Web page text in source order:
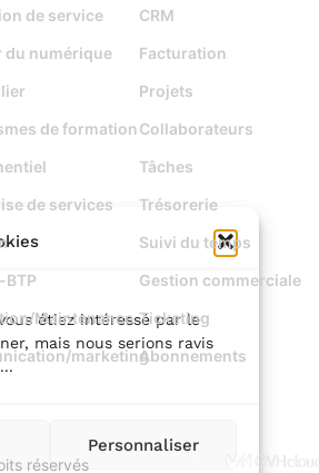
étiez intéressé par le
mais nous serions ravis
Personnaliser
de service
du numérique
de formation
de services
Maintenance
marketing
CRM
Facturation
Projets
Collaborateurs
Tâches
Trésorerie
Suivi du temps
Gestion commerciale
Ticketing
Abonnements
réservés